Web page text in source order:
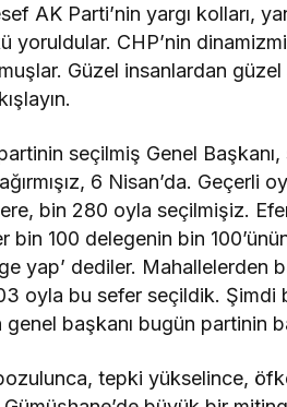
AK Parti’nin yargı kolları,
yoruldular. CHP’nin
Güzel insanlardan
seçilmiş Genel
6 Nisan’da. Geçerli
bin 280 oyla seçilmişiz.
bin 100 delegenin bin
yap’ dediler. Mahallelerden
oyla bu sefer seçildik. Şimdi
genel başkanı bugün partinin
tepki yükselince,